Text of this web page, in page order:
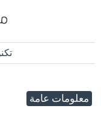
معلومات عامة